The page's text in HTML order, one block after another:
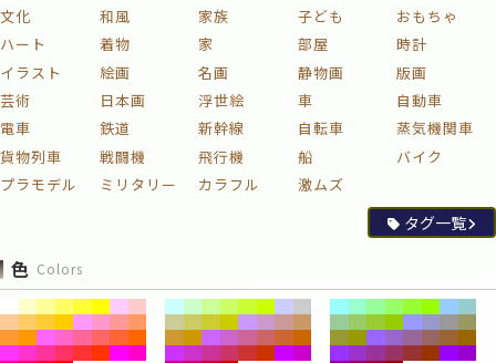
文化
和風 家族 子ども
おもちゃ
ハート
着物 家 部屋
時計
イラスト
絵画 名画 静物画
版画
芸術
日本画 浮世絵 車
自動車
電車
鉄道 新幹線 自転車
蒸気機関車
貨物列車
戦闘機 飛行機 船
バイク
プラモデル
ミリタリー カラフル 激ムズ
タグ一覧
色 Colors